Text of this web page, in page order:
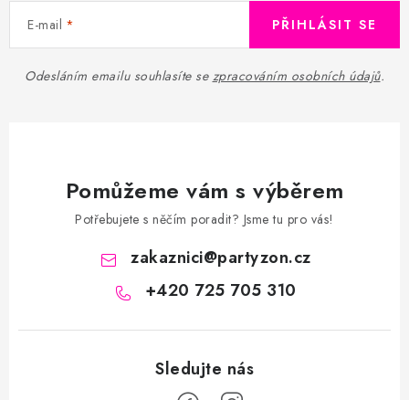
E-mail
Odesláním emailu souhlasíte se zpracováním osobních údajů.
PŘIHLÁSIT SE
Pomůžeme vám s výběrem
Potřebujete s něčím poradit? Jsme tu pro vás!
zakaznici@partyzon.cz
+420 725 705 310